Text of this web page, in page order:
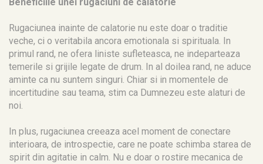
Rugaciunea inainte de calatorie nu este doar o traditie
veche, ci o veritabila ancora emotionala si spirituala. In
primul rand, ne ofera liniste sufleteasca, ne indeparteaza
temerile si grijile legate de drum. In al doilea rand, ne aduce
aminte ca nu suntem singuri. Chiar si in momentele de
incertitudine sau teama, stim ca Dumnezeu este alaturi de
noi.
In plus, rugaciunea creeaza acel moment de conectare
interioara, de introspectie, care ne poate schimba starea de
spirit din agitatie in calm. Nu e doar o rostire mecanica de